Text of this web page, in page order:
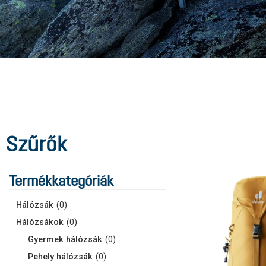
Szűrők
Termékkategóriák
Hálózsák (0)
Hálózsákok (0)
Gyermek hálózsák (0)
Pehely hálózsák (0)